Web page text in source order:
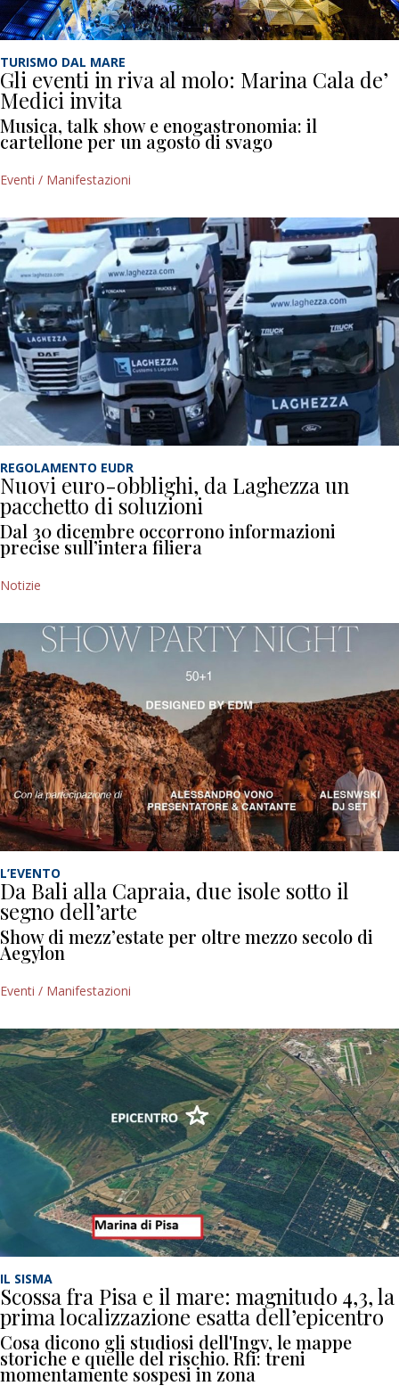
TURISMO DAL MARE
Gli eventi in riva al molo: Marina Cala de’
Medici invita
Musica, talk show e enogastronomia: il
cartellone per un agosto di svago
Eventi / Manifestazioni
REGOLAMENTO EUDR
Nuovi euro-obblighi, da Laghezza un
pacchetto di soluzioni
Dal 30 dicembre occorrono informazioni
precise sull’intera filiera
Notizie
L’EVENTO
Da Bali alla Capraia, due isole sotto il
segno dell’arte
Show di mezz’estate per oltre mezzo secolo di
Aegylon
Eventi / Manifestazioni
IL SISMA
Scossa fra Pisa e il mare: magnitudo 4,3, la
prima localizzazione esatta dell’epicentro
Cosa dicono gli studiosi dell'Ingv, le mappe
storiche e quelle del rischio. Rfi: treni
momentamente sospesi in zona